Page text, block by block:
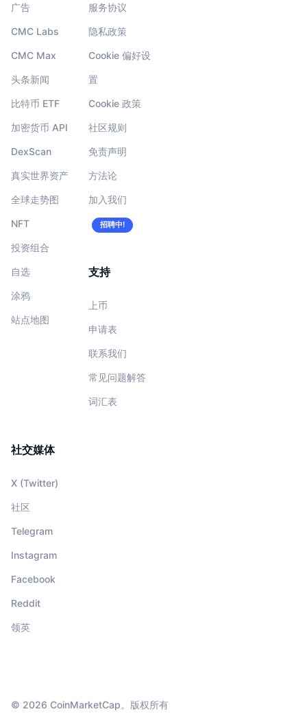
广告
CMC Labs
CMC Max
头条新闻
比特币 ETF
加密货币 API
DexScan
真实世界资产
全球走势图
NFT
投资组合
自选
涂鸦
站点地图
服务协议
隐私政策
Cookie 偏好设
置
Cookie 政策
社区规则
免责声明
方法论
加入我们
招聘中!
支持
上币
申请表
联系我们
常见问题解答
词汇表
社交媒体
X (Twitter)
社区
Telegram
Instagram
Facebook
Reddit
领英
© 2026 CoinMarketCap。版权所有